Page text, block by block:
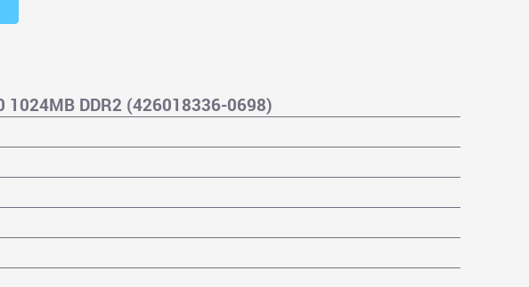
1024MB DDR2 (426018336-0698)